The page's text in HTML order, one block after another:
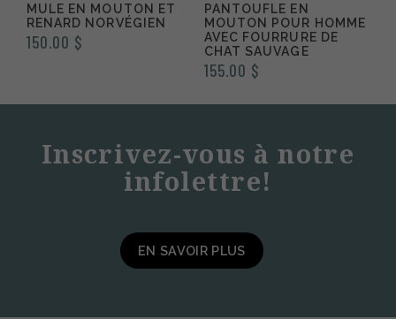
MULE EN MOUTON ET
RENARD NORVÉGIEN
150.00 $
PANTOUFLE EN
MOUTON POUR HOMME
AVEC FOURRURE DE
CHAT SAUVAGE
155.00 $
Inscrivez-vous à notre
infolettre!
EN SAVOIR PLUS